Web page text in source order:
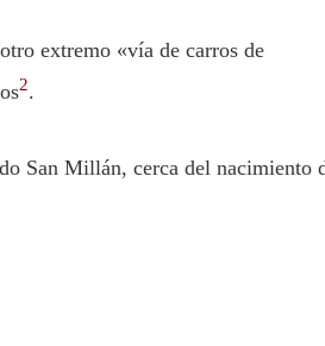
extremo «vía de carros de
2.
San Millán, cerca del nacimiento